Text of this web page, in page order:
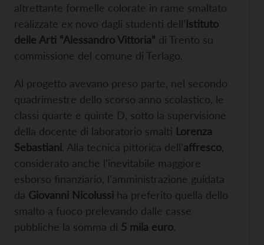
altrettante formelle colorate in rame smaltato
realizzate ex novo dagli studenti dell’Istituto
delle Arti “Alessandro Vittoria” di Trento su
commissione del comune di Terlago.
Al progetto avevano preso parte, nel secondo
quadrimestre dello scorso anno scolastico, le
classi quarte e quinte D, sotto la supervisione
della docente di laboratorio smalti Lorenza
Sebastiani. Alla tecnica pittorica dell’affresco
considerato anche l’inevitabile maggiore
esborso finanziario, l’amministrazione guidata
da Giovanni Nicolussi ha preferito quella dello
smalto a fuoco prelevando dalle casse
pubbliche la somma di 5 mila euro.